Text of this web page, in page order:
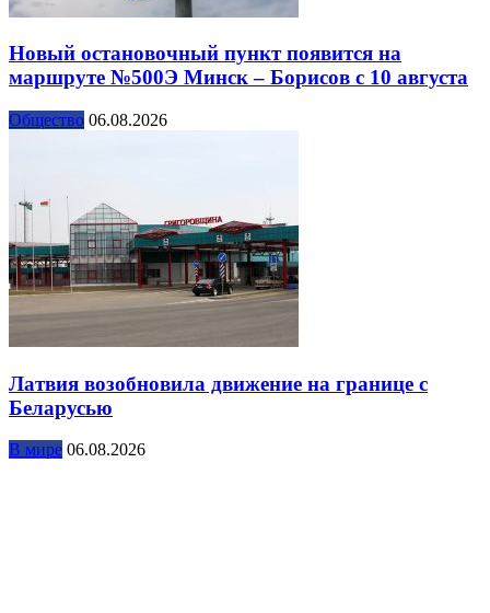
Новый остановочный пункт появится на
маршруте №500Э Минск – Борисов с 10 августа
Общество 06.08.2026
Латвия возобновила движение на границе с
Беларусью
В мире 06.08.2026